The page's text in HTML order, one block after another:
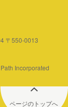
〒550-0013
Incorporated
ページのトップへ